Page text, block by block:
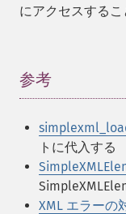
にアクセスするこ
参考
トに代入する
XML エラーの